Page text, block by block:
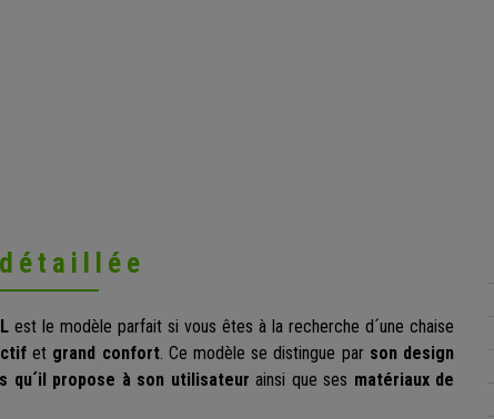
détaillée
est le modèle parfait si vous êtes à la recherche d´une chaise
et grand confort. Ce modèle se distingue par son design
qu´il propose à son utilisateur ainsi que ses matériaux de